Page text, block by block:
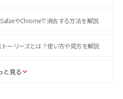
やChromeで消去する方法を解説
ーリーズとは？使い方や見方を解説
ルや楽しみ方を解説
と見る